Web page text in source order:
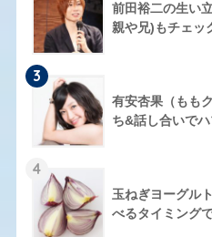
前田裕二の生い
親や兄)もチェッ
3
有安杏果（もも
ち&話し合いで
4
玉ねぎヨーグル
べるタイミング